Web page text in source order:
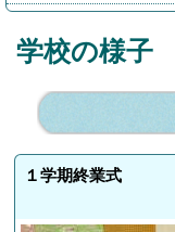
学校の様子
１学期終業式